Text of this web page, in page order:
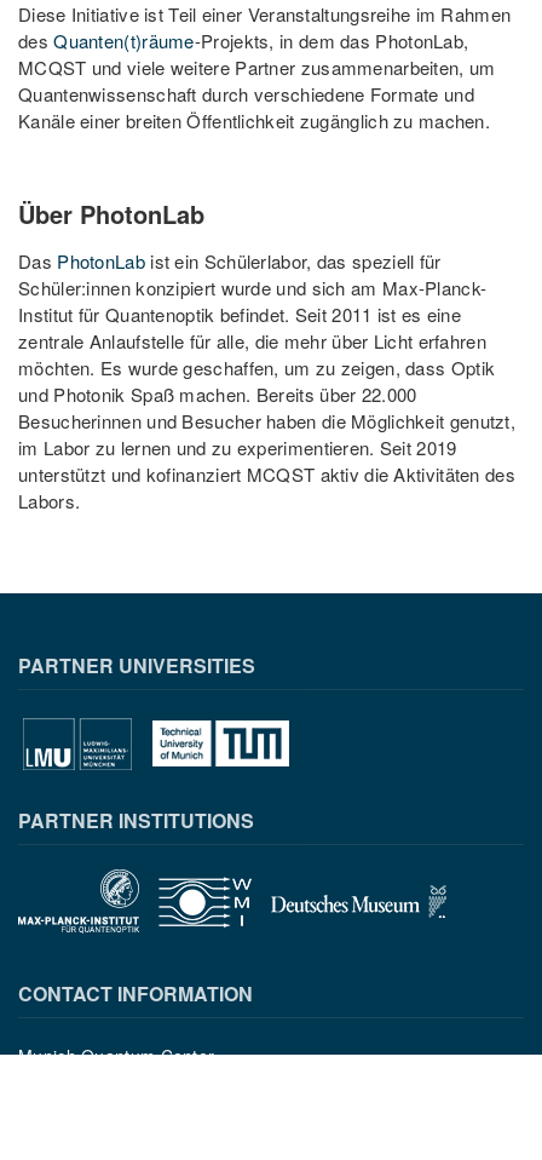
Diese Initiative ist Teil einer Veranstaltungsreihe im Rahmen
desQuanten(t)räume-Projekts, in dem das PhotonLab,
MCQST und viele weitere Partner zusammenarbeiten, um
Quantenwissenschaft durch verschiedene Formate und
Kanäle einer breiten Öffentlichkeit zugänglich zu machen.
Über PhotonLab
Das PhotonLabist ein Schülerlabor, das speziell für
Schüler:innen konzipiert wurde und sich am Max-Planck-
Institut für Quantenoptik befindet. Seit 2011 ist es eine
zentrale Anlaufstelle für alle, die mehr über Licht erfahren
möchten. Es wurde geschaffen, um zu zeigen, dass Optik
und Photonik Spaß machen. Bereits über 22.000
Besucherinnen und Besucher haben die Möglichkeit genutzt,
im Labor zu lernen und zu experimentieren. Seit 2019
unterstützt und kofinanziert MCQST aktiv die Aktivitäten des
Labors.
PARTNER UNIVERSITIES
PARTNER INSTITUTIONS
CONTACT INFORMATION
Munich Quantum Center